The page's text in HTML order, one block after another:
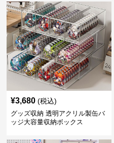
¥3,680 (税込)
グッズ収納 透明アクリル製缶バ
ッジ大容量収納ボックス